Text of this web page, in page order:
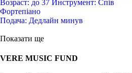
Возраст: до 37 Инструмент: Спів
Фортепіано
Подача: Дедлайн минув
Показати ще
VERE MUSIC FUND